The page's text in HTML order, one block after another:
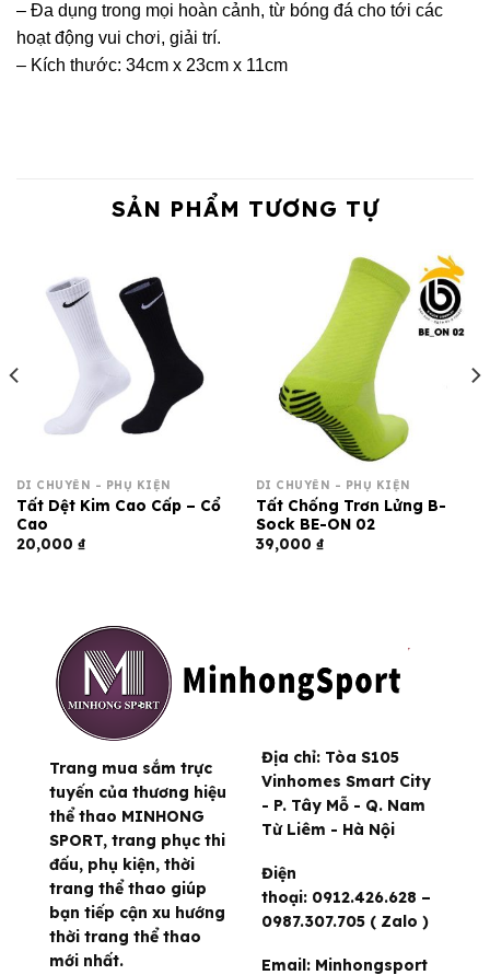
– Đa dụng trong mọi hoàn cảnh, từ bóng đá cho tới các
hoạt động vui chơi, giải trí.
– Kích thước: 34cm x 23cm x 11cm
SẢN PHẨM TƯƠNG TỰ
DI CHUYỂN - PHỤ KIỆN
Tất Dệt Kim Cao Cấp – Cổ
Cao
20,000 ₫
DI CHUYỂN - PHỤ KIỆN
Tất Chống Trơn Lửng B-
Sock BE-ON 02
39,000 ₫
Trang mua sắm trực
tuyến của thương hiệu
thể thao MINHONG
SPORT, trang phục thi
đấu, phụ kiện, thời
trang thể thao giúp
bạn tiếp cận xu hướng
thời trang thể thao
mới nhất.
Địa chỉ: Tòa S105
Vinhomes Smart City
- P. Tây Mỗ - Q. Nam
Từ Liêm - Hà Nội
Điện
thoại: 0912.426.628 –
0987.307.705 ( Zalo )
Email: Minhongsport